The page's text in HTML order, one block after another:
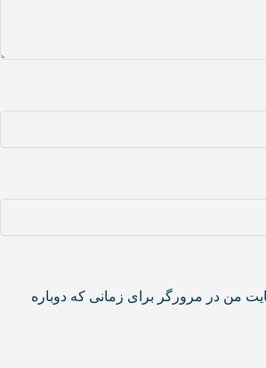
من در مرورگر برای زمانی که دوباره